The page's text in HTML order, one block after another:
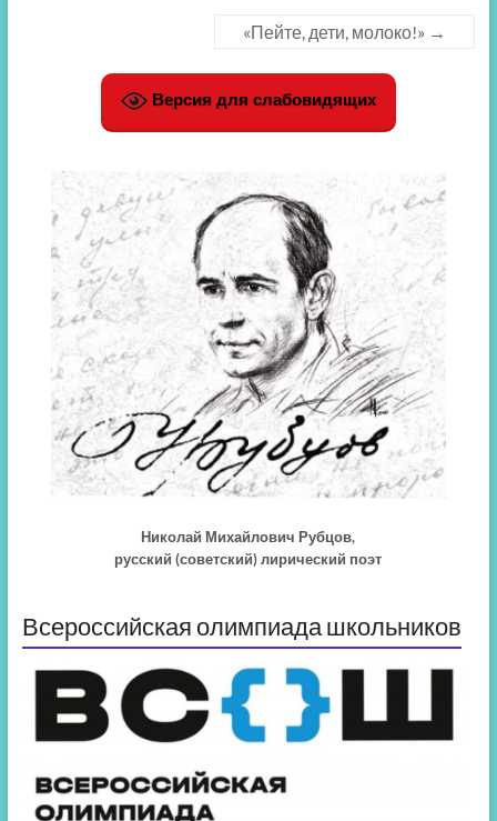
«Пейте, дети, молоко!» →
Версия для слабовидящих
Николай Михайлович Рубцов,
русский (советский) лирический поэт
Всероссийская олимпиада школьников